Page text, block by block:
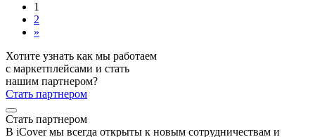
1
2
»
Хотите узнать как мы работаем
с маркетплейсами и стать
нашим партнером?
Стать партнером
Стать партнером
В iCover мы всегда открыты к новым сотрудничествам и